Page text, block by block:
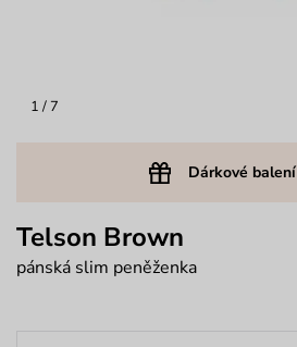
1 / 7
Dárkové balení
Telson Brown
pánská slim peněženka